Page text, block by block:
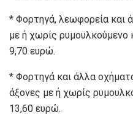
* Φορτηγά, λεωφορεία και
με ή χωρίς
9,70 ευρώ.
* Φορτηγά και άλλα
άξονες με ή χωρίς
13,60 ευρώ.